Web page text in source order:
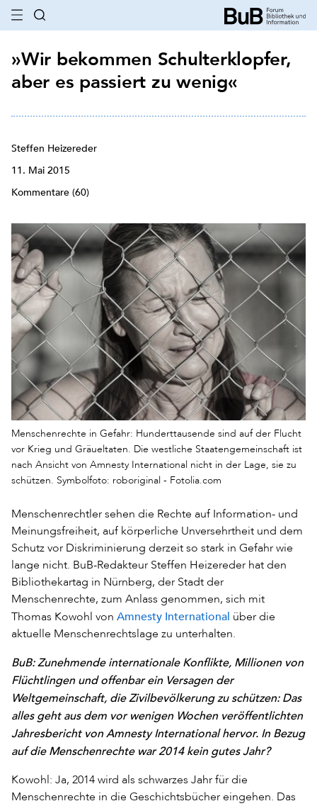
»Wir bekommen Schulterklopfer,
aber es passiert zu wenig«
Steffen Heizereder
11. Mai 2015
Kommentare (60)
Menschenrechte in Gefahr: Hunderttausende sind auf der Flucht
vor Krieg und Gräueltaten. Die westliche Staatengemeinschaft ist
nach Ansicht von Amnesty International nicht in der Lage, sie zu
schützen. Symbolfoto: roboriginal - Fotolia.com
Menschenrechtler sehen die Rechte auf Information- und
Meinungsfreiheit, auf körperliche Unversehrtheit und dem
Schutz vor Diskriminierung derzeit so stark in Gefahr wie
lange nicht. BuB-Redakteur Steffen Heizereder hat den
Bibliothekartag in Nürnberg, der Stadt der
Menschenrechte, zum Anlass genommen, sich mit
Thomas Kowohl von Amnesty International über die
aktuelle Menschenrechtslage zu unterhalten.
BuB: Zunehmende internationale Konflikte, Millionen von
Flüchtlingen und offenbar ein Versagen der
Weltgemeinschaft, die Zivilbevölkerung zu schützen: Das
alles geht aus dem vor wenigen Wochen veröffentlichten
Jahresbericht von Amnesty International hervor. In Bezug
auf die Menschenrechte war 2014 kein gutes Jahr?
Kowohl: Ja, 2014 wird als schwarzes Jahr für die
Menschenrechte in die Geschichtsbücher eingehen. Das